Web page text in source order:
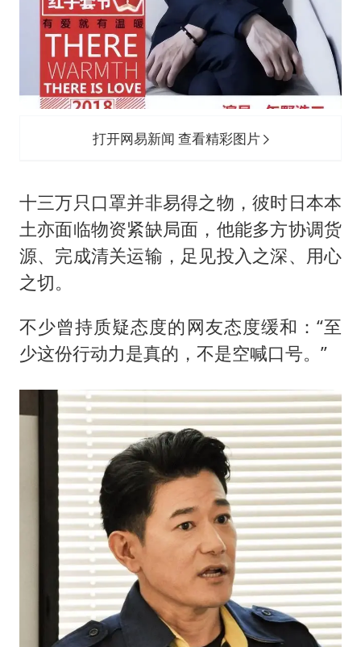
打开网易新闻 查看精彩图片
十三万只口罩并非易得之物，彼时日本本
土亦面临物资紧缺局面，他能多方协调货
源、完成清关运输，足见投入之深、用心
之切。
不少曾持质疑态度的网友态度缓和：“至
少这份行动力是真的，不是空喊口号。”